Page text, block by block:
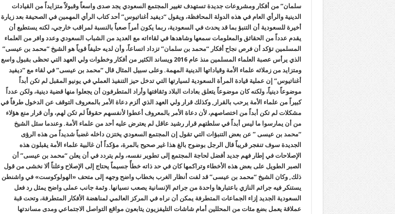
سلمان” من أفكار ومشروعات جديدة تستهدف تغيير المجتمع السعودي يجد صدى واسعاً وقبولاً متزايداً من القيادات
الدينية والرأي العام في هذه الدولة المحافظة، ويقول “ديفيد أغناتيوس” أحد كتاب الرأي المهمين في الصحيفة بعد زيارة
أخيرة للسعودية أن التنبؤ بما قد يحدث في السعودية، ربما يكون أمراً صعباً بالنسبة لمراقب خارجي، لكنه يستطيع أن
يقدم عدداً من الحقائق والمعلومات سمعها وشاهدها في لقاءاته مع العديد من الشباب السعودي وعدد وافر من العلماء
المسلمين تؤكد أن فرص نجاح أفكار “محمد بن سلمان” تزداد اتساعاً، وأن لديه حليفاً قوياً هو الشيخ “محمد بن عيسى”
الذي يرأس عصبة العلماء المسلمين منذ عام 2016 ويساند الكثير من أفكار وخطوات ولي العهد التي تحظى بقبول واسع
ومتزايد من زملائه علماء الأمة وقياداتها الدينية المهمة. وعلى سبيل المثال قال “محمد بن عيسى” في لقاء مع “ديفيد
أغناتيوس” إن عملية قيادة المرأة السعودية لسيارتها التي تدخل حيز التنفيذ العملي في يونيو المقبل لم تكن أبداً
موضوعاً دينياً، ولكنه كان موضوعاً يتعلق بعادات البلاد وثقافتها وأراد المتطرفون أن يجعلوا منها قضية دينية، ولكن عدداً
كبيراً من علماء الأمة يرحب بالقرار, وكذلك قرار ولي العهد الذي ألزم دعاة الأمر بالمعروف التوقف عن الدخول طرفاً في
مشكلات لم تكن أبداً من اختصاصهم، لأن دعاة الأمر بالمعروف أعطوا لأنفسهم حقوقاً لم تكن لهم، وأن قرار منع هؤلاء
من أن يمارسوا ما ليس أبداً في سلطتهم قرار رشيد عاقل لم يعترض عليه أحد من علماء الأمة. وعندما سئل الشيخ
“محمد بن عيسى ” عن بعض التنبؤات التي تقول إن المجتمع السعودي يختزن داخله غضباً شديداً من هذه الرؤى
الجديدة سوف تنفجر قريباً قال الرجل بوضوح بالغ هذا غير صحيح بالمرة، مؤكداً أن غالبية علماء الأمة يقبلون هذه
الإصلاحات في إطار فهم جديد أفضل لحاجة المجتمع إلى تطوير نفسه، ولم يتردد في أن يعلن “محمد بن عيسى” أن
الصبر الطويل على بعض هذه الأخطاء وتراكمها كان في حد ذاته خطأً جسيماً يحتاج إلى الإصلاح وعلناً ألا نخشى من قول
ذلك, وكان الشيخ “محمد بن عيسى” قد لفت أنظار الغرب بخطاب واضح وجهه إلى متحف «الهولوكوست» في واشنطن
يستنكر فيه جرائم النازي باعتبارها واحدة من جرائم الإنسانية يصعب نسيانها. وثمة جانب عملى واضح يمثل رد فعل
السعودية الجديد إزاء الجماعات المتطرفة يمكن أن نراه في المركز العالمي لمناهضة الأفكار المتطرفة، وتحت قبة
عملاقة يعمل بضع مئات من المحللين أمام شاشات التليفزيون يتابعون مواقع التواصل الاجتماعي ومدى مساندتها